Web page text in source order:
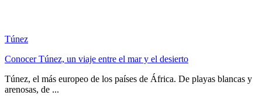
Túnez
Conocer Túnez, un viaje entre el mar y el desierto
Túnez, el más europeo de los países de África. De playas blancas y
arenosas, de ...